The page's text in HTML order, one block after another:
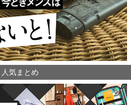
人気まとめ